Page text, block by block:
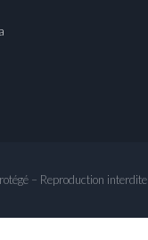
– Reproduction interdite